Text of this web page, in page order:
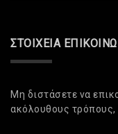
ΣΤΟΙΧΕΊΑ
Μη διστάσετε να
ακόλουθους τρόπους,